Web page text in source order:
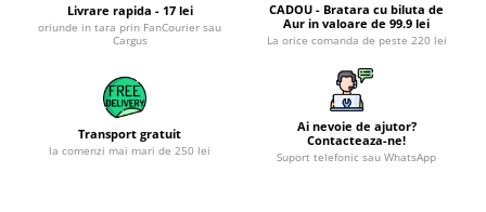
Livrare rapida - 17 lei
oriunde in tara prin FanCourier sau
Cargus
CADOU - Bratara cu biluta de
Aur in valoare de 99.9 lei
La orice comanda de peste 220 lei
Transport gratuit
la comenzi mai mari de 250 lei
Ai nevoie de ajutor?
Contacteaza-ne!
Suport telefonic sau WhatsApp